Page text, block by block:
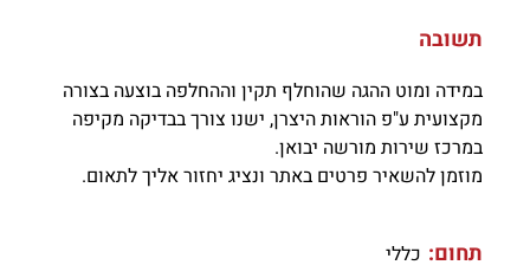
תשובה
במידה ומוט ההגה שהוחלף תקין וההחלפה בוצעה בצורה
מקצועית ע"פ הוראות היצרן, ישנו צורך בבדיקה מקיפה
במרכז שירות מורשה יבואן.
מוזמן להשאיר פרטים באתר ונציג יחזור אליך לתאום.
תחום: כללי